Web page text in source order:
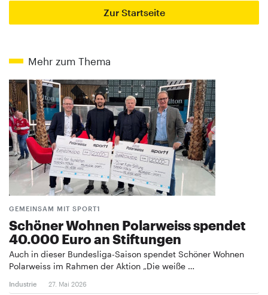
Zur Startseite
Mehr zum Thema
GEMEINSAM MIT SPORT1
Schöner Wohnen Polarweiss spendet
40.000 Euro an Stiftungen
Auch in dieser Bundesliga-Saison spendet Schöner Wohnen
Polarweiss im Rahmen der Aktion „Die weiße …
Industrie 27. Mai 2026